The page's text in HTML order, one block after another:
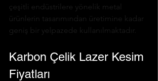
çeşitli endüstrilere yönelik metal
ürünlerin tasarımından üretimine kadar
geniş bir yelpazede kullanılmaktadır.
Karbon Çelik Lazer Kesim
Fiyatları